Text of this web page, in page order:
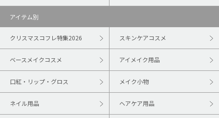
アイテム別
クリスマスコフレ特集2026 スキンケアコスメ
ベースメイクコスメ アイメイク用品
口紅・リップ・グロス メイク小物
ネイル用品 ヘアケア用品